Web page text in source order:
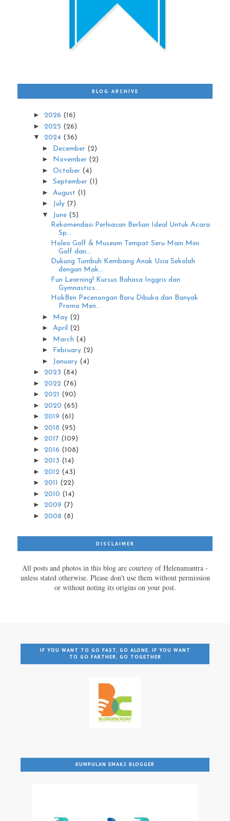
BLOG ARCHIVE
► 2026 (16)
► 2025 (26)
▼ 2024 (36)
► December (2)
► November (2)
► October (4)
► September (1)
► August (1)
► July (7)
▼ June (5)
Rekomendasi Perhiasan Berlian Ideal Untuk Acara
Sp...
Holeo Golf & Museum Tempat Seru Main Mini
Golf dan...
Dukung Tumbuh Kembang Anak Usia Sekolah
dengan Mak...
Fun Learning! Kursus Bahasa Inggris dan
Gymnastics...
HokBen Pecenongan Baru Dibuka dan Banyak
Promo Men...
► May (2)
► April (2)
► March (4)
► February (2)
► January (4)
► 2023 (84)
► 2022 (76)
► 2021 (90)
► 2020 (65)
► 2019 (61)
► 2018 (95)
► 2017 (109)
► 2016 (108)
► 2013 (14)
► 2012 (43)
► 2011 (22)
► 2010 (14)
► 2009 (7)
► 2008 (8)
DISCLAIMER
All posts and photos in this blog are courtesy of Helenamantra -
unless stated otherwise. Please don't use them without permission
or without noting its origins on your post.
IF YOU WANT TO GO FAST, GO ALONE. IF YOU WANT
TO GO FARTHER, GO TOGETHER
KUMPULAN EMAK2 BLOGGER